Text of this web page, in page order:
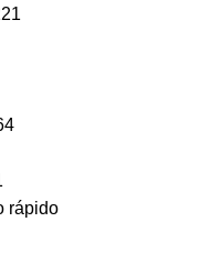
rápido